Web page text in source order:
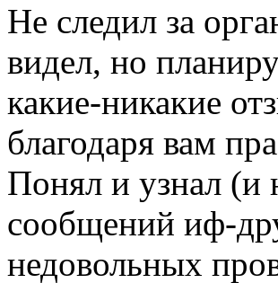
Не следил за
видел, но
какие-никакие
благодаря вам
Понял и узнал (и
сообщений иф-
недовольных